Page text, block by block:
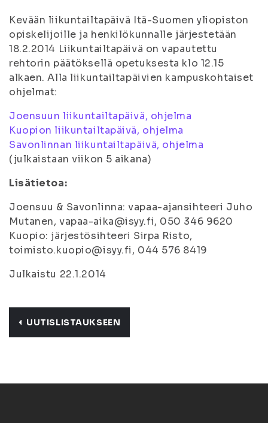
Kevään liikuntailtapäivä Itä-Suomen yliopiston
opiskelijoille ja henkilökunnalle järjestetään
18.2.2014 Liikuntailtapäivä on vapautettu
rehtorin päätöksellä opetuksesta klo 12.15
alkaen. Alla liikuntailtapäivien kampuskohtaiset
ohjelmat:
Joensuun liikuntailtapäivä, ohjelma
Kuopion liikuntailtapäivä, ohjelma
Savonlinnan liikuntailtapäivä, ohjelma
(julkaistaan viikon 5 aikana)
Lisätietoa:
Joensuu & Savonlinna: vapaa-ajansihteeri Juho
Mutanen, vapaa-aika@isyy.fi, 050 346 9620
Kuopio: järjestösihteeri Sirpa Risto,
toimisto.kuopio@isyy.fi, 044 576 8419
Julkaistu 22.1.2014
UUTISLISTAUKSEEN